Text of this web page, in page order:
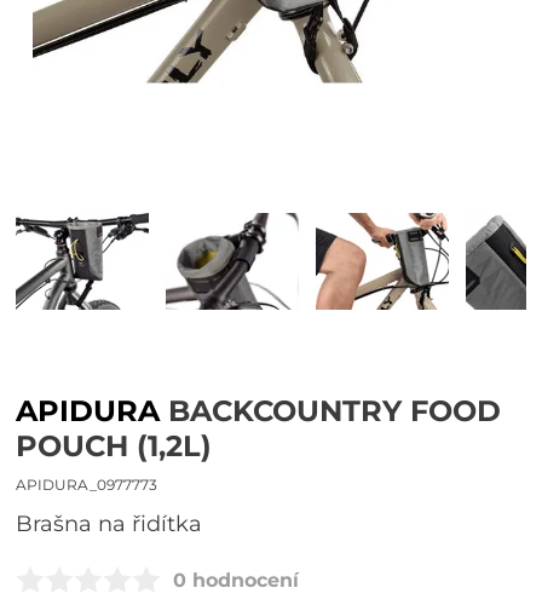
APIDURABACKCOUNTRY FOOD
POUCH (1,2L)
APIDURA_0977773
brašna na řidítka
0 hodnocení